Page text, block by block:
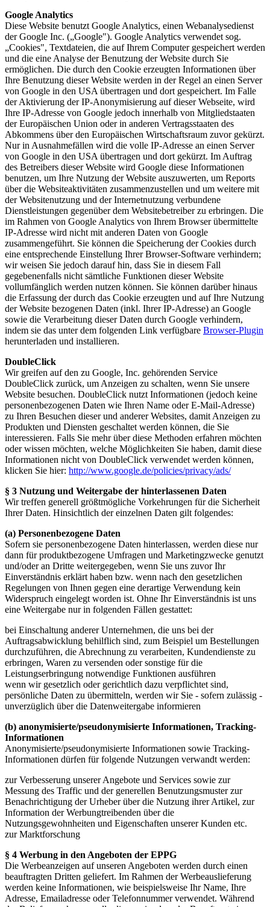
Google Analytics
Diese Website benutzt Google Analytics, einen Webanalysedienst
der Google Inc. („Google"). Google Analytics verwendet sog.
„Cookies", Textdateien, die auf Ihrem Computer gespeichert werden
und die eine Analyse der Benutzung der Website durch Sie
ermöglichen. Die durch den Cookie erzeugten Informationen über
Ihre Benutzung dieser Website werden in der Regel an einen Server
von Google in den USA übertragen und dort gespeichert. Im Falle
der Aktivierung der IP-Anonymisierung auf dieser Webseite, wird
Ihre IP-Adresse von Google jedoch innerhalb von Mitgliedstaaten
der Europäischen Union oder in anderen Vertragsstaaten des
Abkommens über den Europäischen Wirtschaftsraum zuvor gekürzt.
Nur in Ausnahmefällen wird die volle IP-Adresse an einen Server
von Google in den USA übertragen und dort gekürzt. Im Auftrag
des Betreibers dieser Website wird Google diese Informationen
benutzen, um Ihre Nutzung der Website auszuwerten, um Reports
über die Websiteaktivitäten zusammenzustellen und um weitere mit
der Websitenutzung und der Internetnutzung verbundene
Dienstleistungen gegenüber dem Websitebetreiber zu erbringen. Die
im Rahmen von Google Analytics von Ihrem Browser übermittelte
IP-Adresse wird nicht mit anderen Daten von Google
zusammengeführt. Sie können die Speicherung der Cookies durch
eine entsprechende Einstellung Ihrer Browser-Software verhindern;
wir weisen Sie jedoch darauf hin, dass Sie in diesem Fall
gegebenenfalls nicht sämtliche Funktionen dieser Website
vollumfänglich werden nutzen können. Sie können darüber hinaus
die Erfassung der durch das Cookie erzeugten und auf Ihre Nutzung
der Website bezogenen Daten (inkl. Ihrer IP-Adresse) an Google
sowie die Verarbeitung dieser Daten durch Google verhindern,
indem sie das unter dem folgenden Link verfügbare Browser-Plugin
herunterladen und installieren.
DoubleClick
Wir greifen auf den zu Google, Inc. gehörenden Service
DoubleClick zurück, um Anzeigen zu schalten, wenn Sie unsere
Website besuchen. DoubleClick nutzt Informationen (jedoch keine
personenbezogenen Daten wie Ihren Name oder E-Mail-Adresse)
zu Ihren Besuchen dieser und anderer Websites, damit Anzeigen zu
Produkten und Diensten geschaltet werden können, die Sie
interessieren. Falls Sie mehr über diese Methoden erfahren möchten
oder wissen möchten, welche Möglichkeiten Sie haben, damit diese
Informationen nicht von DoubleClick verwendet werden können,
klicken Sie hier: http://www.google.de/policies/privacy/ads/
§ 3 Nutzung und Weitergabe der hinterlassenen Daten
Wir treffen generell größtmögliche Vorkehrungen für die Sicherheit
Ihrer Daten. Hinsichtlich der einzelnen Daten gilt folgendes:
(a) Personenbezogene Daten
Sofern sie personenbezogene Daten hinterlassen, werden diese nur
dann für produktbezogene Umfragen und Marketingzwecke genutzt
und/oder an Dritte weitergegeben, wenn Sie uns zuvor Ihr
Einverständnis erklärt haben bzw. wenn nach den gesetzlichen
Regelungen von Ihnen gegen eine derartige Verwendung kein
Widerspruch eingelegt worden ist. Ohne Ihr Einverständnis ist uns
eine Weitergabe nur in folgenden Fällen gestattet:
bei Einschaltung anderer Unternehmen, die uns bei der
Auftragsabwicklung behilflich sind, zum Beispiel um Bestellungen
durchzuführen, die Abrechnung zu verarbeiten, Kundendienste zu
erbringen, Waren zu versenden oder sonstige für die
Leistungserbringung notwendige Funktionen ausführen
wenn wir gesetzlich oder gerichtlich dazu verpflichtet sind,
persönliche Daten zu übermitteln, werden wir Sie - sofern zulässig -
unverzüglich über die Datenweitergabe informieren
(b) anonymisierte/pseudonymisierte Informationen, Tracking-
Informationen
Anonymisierte/pseudonymisierte Informationen sowie Tracking-
Informationen dürfen für folgende Nutzungen verwandt werden:
zur Verbesserung unserer Angebote und Services sowie zur
Messung des Traffic und der generellen Benutzungsmuster zur
Benachrichtigung der Urheber über die Nutzung ihrer Artikel, zur
Information der Werbungtreibenden über die
Nutzungsgewohnheiten und Eigenschaften unserer Kunden etc.
zur Marktforschung
§ 4 Werbung in den Angeboten der EPPG
Die Werbeanzeigen auf unseren Angeboten werden durch einen
beauftragten Dritten geliefert. Im Rahmen der Werbeauslieferung
werden keine Informationen, wie beispielsweise Ihr Name, Ihre
Adresse, Emailadresse oder Telefonnummer verwendet. Während